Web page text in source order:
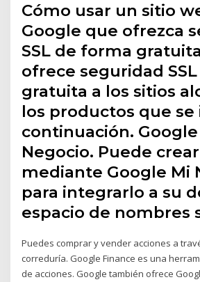
Cómo usar un sitio
Google que ofrezca
SSL de forma
ofrece seguridad
gratuita a los sitios
los productos que se
continuación. Google
Negocio. Puede
mediante Google Mi
para integrarlo a su
espacio de nombres
Puedes comprar y vender acciones a
correduría. Google Finance es una
de acciones. Google también ofrece